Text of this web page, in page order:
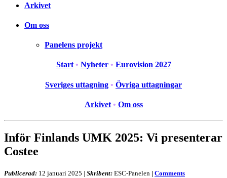
Arkivet
Om oss
Panelens projekt
Start • Nyheter • Eurovision 2027
Sveriges uttagning • Övriga uttagningar
Arkivet • Om oss
Inför Finlands UMK 2025: Vi presenterar
Costee
Publicerad: 12 januari 2025 | Skribent: ESC-Panelen | Comments